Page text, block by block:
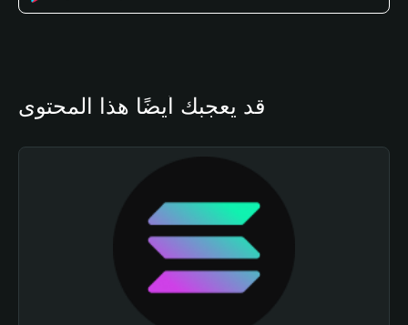
قد يعجبك أيضًا هذا المحتوى